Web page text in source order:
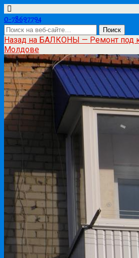
0-78697794
Назад на БАЛКОНЫ — Ремонт под
Молдове